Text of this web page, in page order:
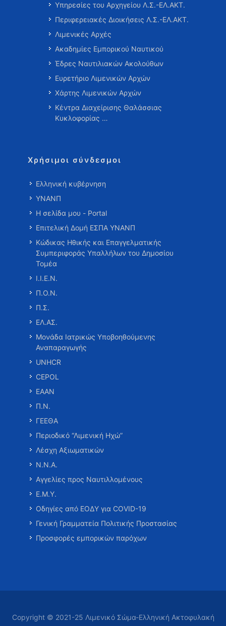
Υπηρεσίες του Αρχηγείου Λ.Σ.-ΕΛ.ΑΚΤ.
Περιφερειακές Διοικήσεις Λ.Σ.-ΕΛ.ΑΚΤ.
Λιμενικές Αρχές
Ακαδημίες Εμπορικού Ναυτικού
Έδρες Ναυτιλιακών Ακολούθων
Ευρετήριο Λιμενικών Αρχών
Χάρτης Λιμενικών Αρχών
Κέντρα Διαχείρισης Θαλάσσιας
Κυκλοφορίας …
Χρήσιμοι σύνδεσμοι
Ελληνική κυβέρνηση
ΥΝΑΝΠ
Η σελίδα μου - Portal
Επιτελική Δομή ΕΣΠΑ ΥΝΑΝΠ
Κώδικας Ηθικής και Επαγγελματικής
Συμπεριφοράς Υπαλλήλων του Δημοσίου
Τομέα
Ι.Ι.Ε.Ν.
Π.Ο.Ν.
Π.Σ.
ΕΛ.ΑΣ.
Μονάδα Ιατρικώς Υποβοηθούμενης
Αναπαραγωγής
UNHCR
CEPOL
ΕΑΑΝ
Π.Ν.
ΓΕΕΘΑ
Περιοδικό “Λιμενική Ηχώ”
Λέσχη Αξιωματικών
Ν.Ν.Α.
Αγγελίες προς Ναυτιλλομένους
Ε.Μ.Υ.
Οδηγίες από ΕΟΔΥ για COVID-19
Γενική Γραμματεία Πολιτικής Προστασίας
Προσφορές εμπορικών παρόχων
Copyright © 2021-25 Λιμενικό Σώμα-Ελληνική Ακτοφυλακή